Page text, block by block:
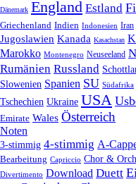
Dänemark England Estland
Griechenland Indien Indonesien Iran
Jugoslawien Kanada Kasachstan
Marokko Montenegro Neuseeland
Rumänien Russland
Slowenien Spanien SU Südafrika
Tschechien Ukraine USA
Emirate Wales Österreich
Noten
3-stimmig 4-stimmig A-
Bearbeitung Capriccio Chor &
Divertimento Download Duett